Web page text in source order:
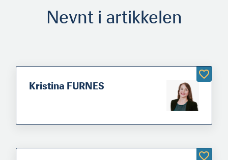
Nevnt i artikkelen
Kristina FURNES